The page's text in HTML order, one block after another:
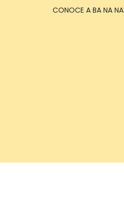
CONOCE A BA NA NA